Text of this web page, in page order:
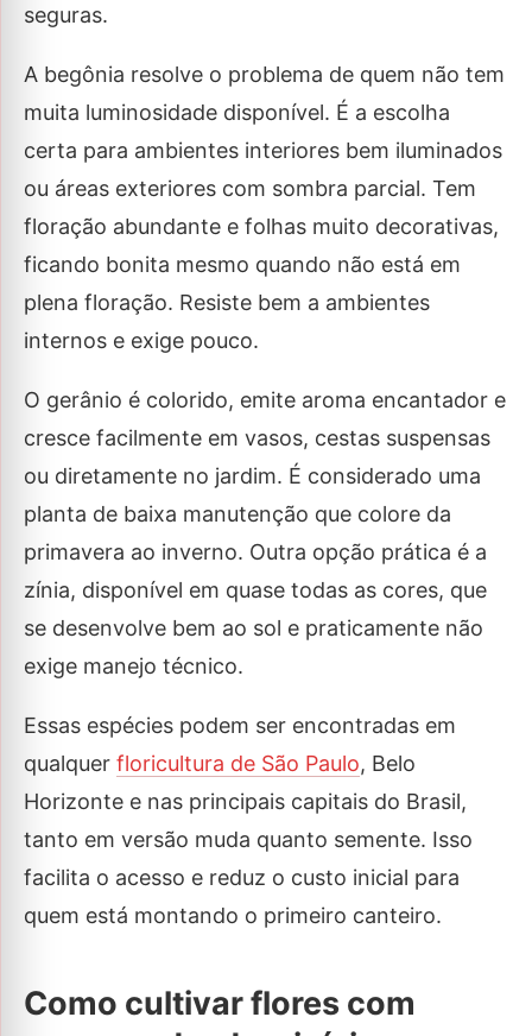
seguras.
A begônia resolve o problema de quem não tem
muita luminosidade disponível. É a escolha
certa para ambientes interiores bem iluminados
ou áreas exteriores com sombra parcial. Tem
floração abundante e folhas muito decorativas,
ficando bonita mesmo quando não está em
plena floração. Resiste bem a ambientes
internos e exige pouco.
O gerânio é colorido, emite aroma encantador e
cresce facilmente em vasos, cestas suspensas
ou diretamente no jardim. É considerado uma
planta de baixa manutenção que colore da
primavera ao inverno. Outra opção prática é a
zínia, disponível em quase todas as cores, que
se desenvolve bem ao sol e praticamente não
exige manejo técnico.
Essas espécies podem ser encontradas em
qualquer floricultura de São Paulo, Belo
Horizonte e nas principais capitais do Brasil,
tanto em versão muda quanto semente. Isso
facilita o acesso e reduz o custo inicial para
quem está montando o primeiro canteiro.
Como cultivar flores com